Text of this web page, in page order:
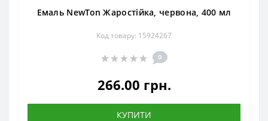
Емаль NewTon Жаростійка, червона, 400 мл
Код товару: 15924267
0
266.00 грн.
КУПИТИ